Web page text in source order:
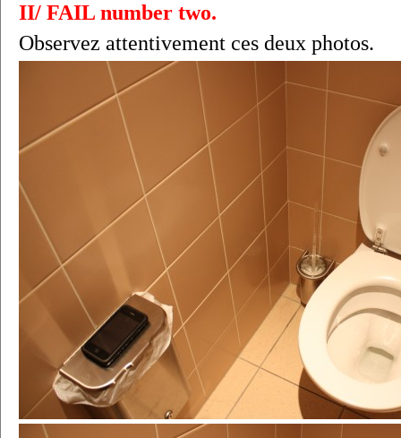
II/ FAIL number two.
Observez attentivement ces deux photos.